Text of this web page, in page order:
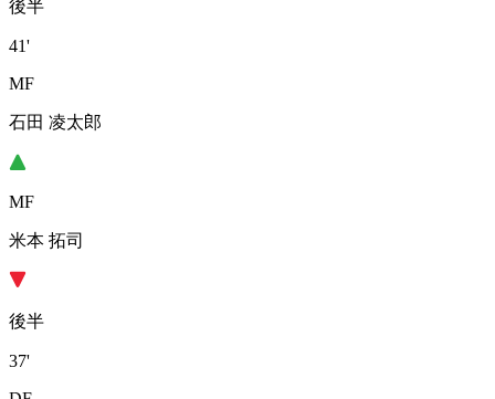
後半
41'
MF
石田 凌太郎
MF
米本 拓司
後半
37'